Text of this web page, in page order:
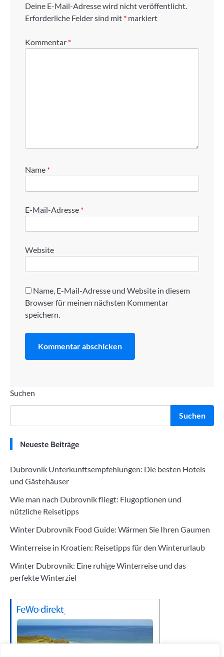
Deine E-Mail-Adresse wird nicht veröffentlicht.
Erforderliche Felder sind mit * markiert
Kommentar *
Name *
E-Mail-Adresse *
Website
Name, E-Mail-Adresse und Website in diesem
Browser für meinen nächsten Kommentar
speichern.
Suchen
Suchen
Neueste Beiträge
Dubrovnik Unterkunftsempfehlungen: Die besten Hotels
und Gästehäuser
Wie man nach Dubrovnik fliegt: Flugoptionen und
nützliche Reisetipps
Winter Dubrovnik Food Guide: Wärmen Sie Ihren Gaumen
Winterreise in Kroatien: Reisetipps für den Winterurlaub
Winter Dubrovnik: Eine ruhige Winterreise und das
perfekte Winterziel